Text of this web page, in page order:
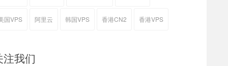
国VPS 阿里云 韩国VPS 香港CN2 香港VPS
注我们